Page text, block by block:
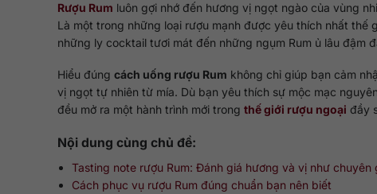
Rượu Rum luôn gợi nhớ đến hương vị ngọt ngào của vùng
Là một trong những loại rượu mạnh được yêu thích nhất thế
những ly cocktail tươi mát đến những ngụm Rum ủ lâu đậm
Hiểu đúng cách uống rượu Rum không chỉ giúp bạn cảm
vị ngọt tự nhiên từ mía. Dù bạn yêu thích sự mộc mạc
đều mở ra một hành trình mới trong thế giới rượu ngoại đầy
Nội dung cùng chủ đề:
Tasting note rượu Rum: Đánh giá hương và vị như chuyên
Cách phục vụ rượu Rum đúng chuẩn bạn nên biết